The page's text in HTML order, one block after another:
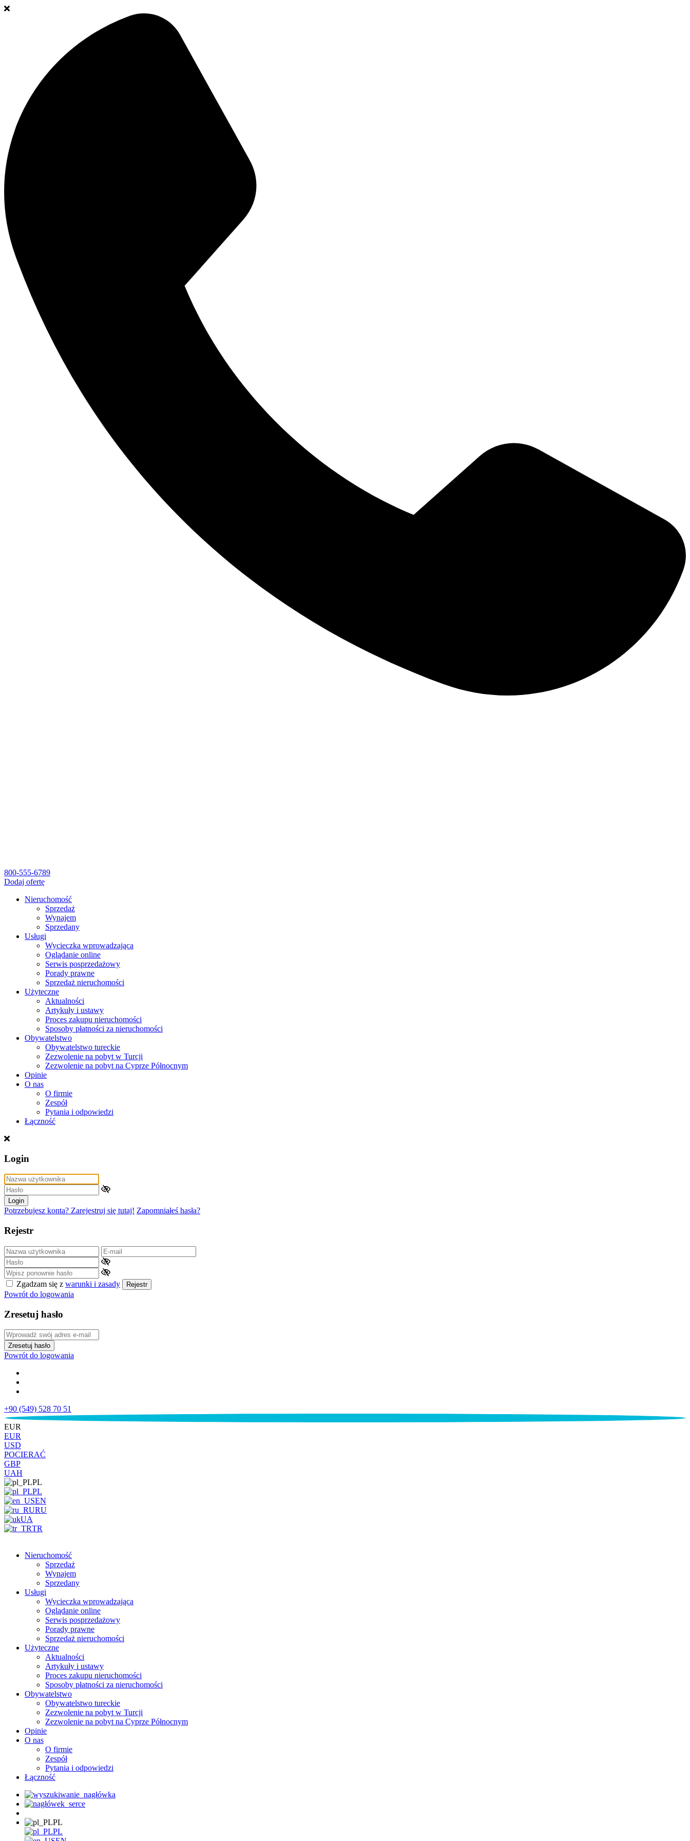
800-555-6789
Dodaj ofertę
Nieruchomość
Sprzedaż
Wynajem
Sprzedany
Usługi
Wycieczka wprowadzająca
Oglądanie online
Serwis posprzedażowy
Porady prawne
Sprzedaż nieruchomości
Użyteczne
Aktualności
Artykuły i ustawy
Proces zakupu nieruchomości
Sposoby płatności za nieruchomości
Obywatelstwo
Obywatelstwo tureckie
Zezwolenie na pobyt w Turcji
Zezwolenie na pobyt na Cyprze Północnym
Opinie
O nas
O firmie
Zespół
Pytania i odpowiedzi
Łączność
Login
Login
Potrzebujesz konta? Zarejestruj się tutaj! Zapomniałeś hasła?
Rejestr
Zgadzam się z warunki i zasady Rejestr
Powrót do logowania
Zresetuj hasło
Zresetuj hasło
Powrót do logowania
+90 (549) 528 70 51
€
EUR
EUR
USD
POCIERAĆ
GBP
UAH
PL
PL
EN
RU
UA
TR
Nieruchomość
Sprzedaż
Wynajem
Sprzedany
Usługi
Wycieczka wprowadzająca
Oglądanie online
Serwis posprzedażowy
Porady prawne
Sprzedaż nieruchomości
Użyteczne
Aktualności
Artykuły i ustawy
Proces zakupu nieruchomości
Sposoby płatności za nieruchomości
Obywatelstwo
Obywatelstwo tureckie
Zezwolenie na pobyt w Turcji
Zezwolenie na pobyt na Cyprze Północnym
Opinie
O nas
O firmie
Zespół
Pytania i odpowiedzi
Łączność
PL
PL